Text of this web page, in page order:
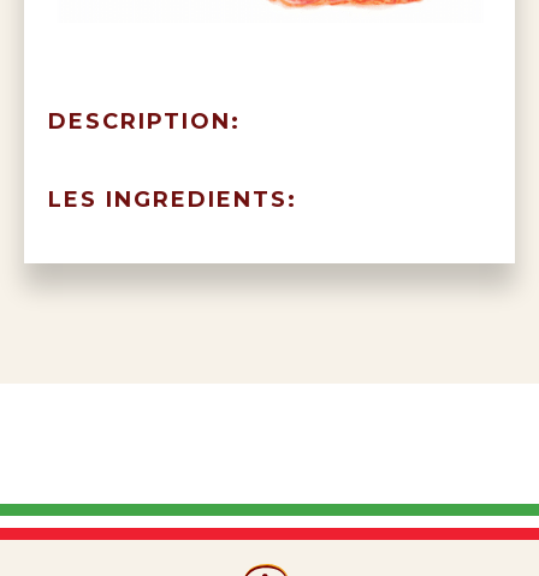
DESCRIPTION:
LES INGREDIENTS: